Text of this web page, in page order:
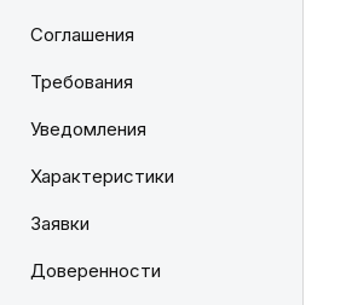
Соглашения
Требования
Уведомления
Характеристики
Заявки
Доверенности